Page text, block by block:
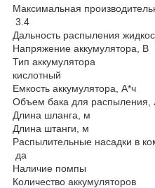
Максимальная
3.4
Дальность
Напряжение
Тип
кислотный
Емкость
Объем бака для
Длина
Длина
Распылительные
да
Наличие
Количество